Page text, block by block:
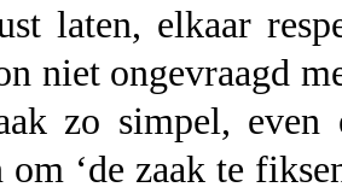
laten, elkaar
niet ongevraagd
zo simpel, even
om ‘de zaak te